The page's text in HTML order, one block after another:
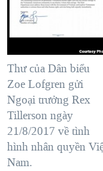
Thư của Dân biểu
Zoe Lofgren gửi
Ngoại trưởng Rex
Tillerson ngày
21/8/2017 về tình
hình nhân quyền
Nam.